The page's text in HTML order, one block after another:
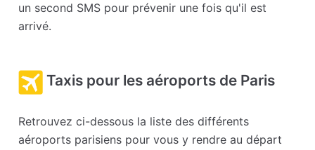
un second SMS pour prévenir une fois qu'il est
arrivé.
Taxis pour les aéroports de Paris
Retrouvez ci-dessous la liste des différents
aéroports parisiens pour vous y rendre au départ